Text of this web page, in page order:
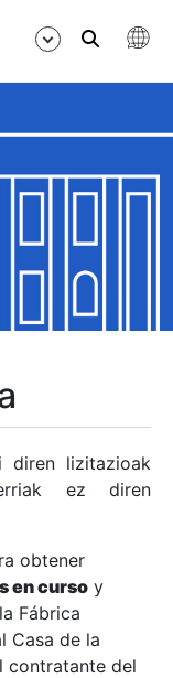
diren lizitazioak
ez diren
obtener
en curso y
Fábrica
Casa de la
contratante del